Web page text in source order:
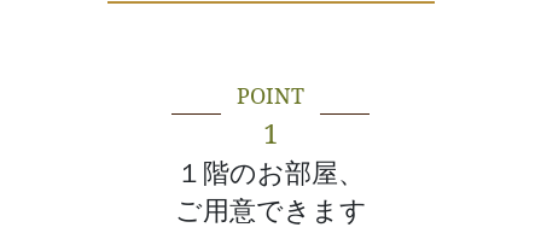
POINT
1
１階のお部屋、
ご用意できます